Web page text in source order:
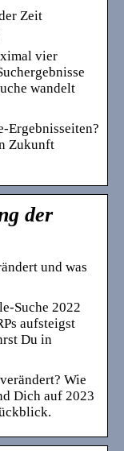
Zeit
vier
wandelt
Ergebnisseiten?
Zukunft
der
und was
Suche 2022
aufsteigst
Du in
Wie
Dich auf 2023